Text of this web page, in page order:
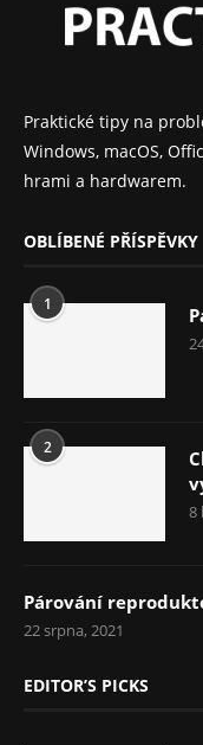
Praktické tipy na
Windows, macOS,
hrami a hardwarem.
OBLÍBENÉ PŘÍSPĚVKY
1
2
8
Párování
22 srpna, 2021
EDITOR’S PICKS